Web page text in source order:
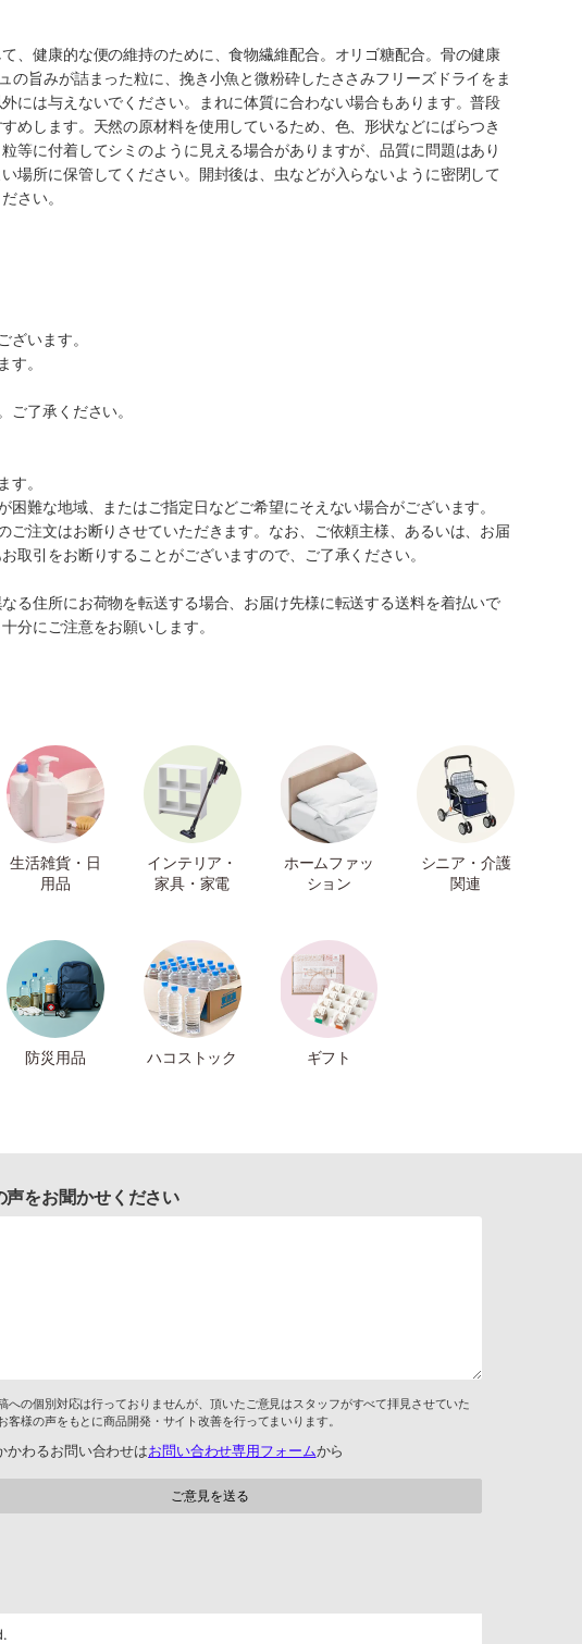
、健康的な便の維持のために、食物繊維配合。オリゴ糖配合。骨の健康
旨みが詰まった粒に、挽き小魚と微粉砕したささみフリーズドライをま
には与えないでください。まれに体質に合わない場合もあります。普段
めします。天然の原材料を使用しているため、色、形状などにばらつき
等に付着してシミのように見える場合がありますが、品質に問題はあり
場所に保管してください。開封後は、虫などが入らないように密閉して
さい。
います。
す。
了承ください。
す。
難な地域、またはご指定日などご希望にそえない場合がございます。
注文はお断りさせていただきます。なお、ご依頼主様、あるいは、お届
取引をお断りすることがございますので、ご了承ください。
る住所にお荷物を転送する場合、お届け先様に転送する送料を着払いで
分にご注意をお願いします。
生活雑貨・日
用品
インテリア・
家具・家電
ホームファッ
ション
シニア・介護
関連
防災用品 ハコストック ギフト
声をお聞かせください
への個別対応は行っておりませんが、頂いたご意見はスタッフがすべて拝見させていた
客様の声をもとに商品開発・サイト改善を行ってまいります。
かわるお問い合わせはお問い合わせ専用フォームから